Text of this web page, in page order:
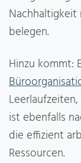
belegen.
Hinzu kommt:
ist ebenfalls
die effizient
Ressourcen.